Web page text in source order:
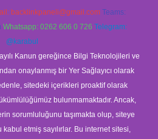
backlinkpaneli@gmail.com Teams:
Whatsapp: 0262 606 0 726 Telegram:
@karabul
Kanun gereğince Bilgi Teknolojileri ve
onaylanmış bir Yer Sağlayıcı olarak
sitedeki içerikleri proaktif olarak
bulunmamaktadır. Ancak,
sorumluluğunu taşımakta olup, siteye
etmiş sayılırlar. Bu internet sitesi,